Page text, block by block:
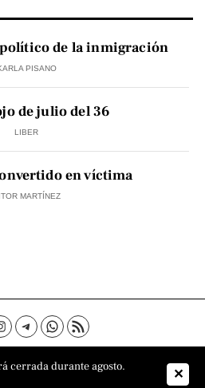
de la inmigración
PISANO
de julio del 36
LIBER
en víctima
MARTÍNEZ
Política de privacidad
Sobre nosotros
cerrada durante agosto.
✕